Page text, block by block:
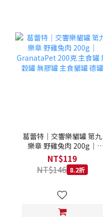
葛蕾特｜交響樂貓罐 第九
樂章 野雞兔肉 200g｜
GranataPet 200克 主食罐
無穀罐 無膠罐 主食貓罐 德
罐
NT$119
NT$146 8.2折